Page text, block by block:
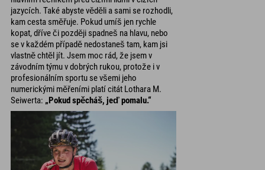
jazycích. Také abyste věděli a sami se rozhodli,
kam cesta směřuje. Pokud umíš jen rychle
kopat, dříve či později spadneš na hlavu, nebo
se v každém případě nedostaneš tam, kam jsi
vlastně chtěl jít. Jsem moc rád, že jsem v
závodním týmu v dobrých rukou, protože i v
profesionálním sportu se všemi jeho
numerickými měřeními platí citát Lothara M.
Seiwerta: „Pokud spěcháš, jeď pomalu.“